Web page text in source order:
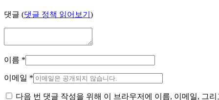
댓글 (댓글 정책 읽어보기 )
이름 *
이메일 *
다음 번 댓글 작성을 위해 이 브라우저에 이름, 이메일, 그